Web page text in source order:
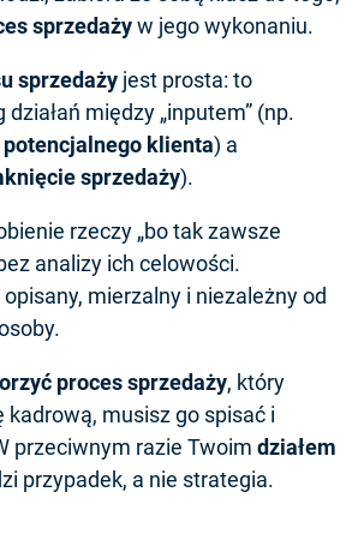
sprzedażyw jego wykonaniu.
sprzedaży jest prosta: to
między „inputem” (np.
potencjalnego klienta) a
sprzedaży).
rzeczy „bo tak zawsze
analizy ich celowości.
opisany, mierzalny i niezależny od
proces sprzedaży, który
musisz go spisać i
przeciwnym razie Twoim działem
przypadek, a nie strategia.